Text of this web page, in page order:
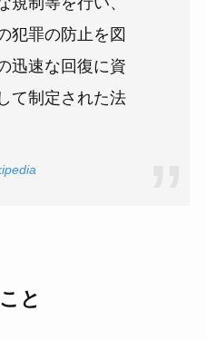
犯罪の防止を図
迅速な回復に資
て制定された法
と